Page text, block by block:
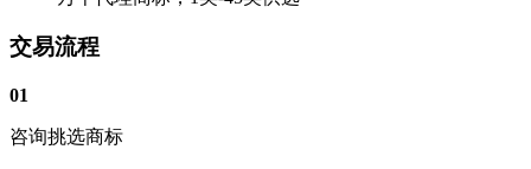
交易流程
01
咨询挑选商标